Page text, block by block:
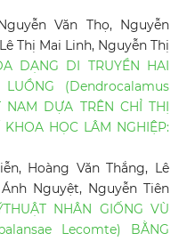
Văn Thọ, Nguyễn
Thị Mai Linh, Nguyễn Thị
DẠNG DI TRUYỀN HAI
(Dendrocalamus
DỰA TRÊN CHỈ THỊ
KHOA HỌC LÂM NGHIỆP:
Hoàng Văn Thắng, Lê
Nguyệt, Nguyễn Tiên
NHÂN GIỐNG VÙ
Lecomte) BẰNG